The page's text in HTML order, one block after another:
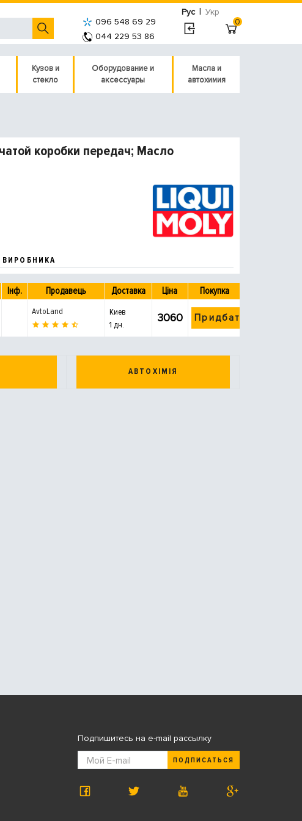
Рус | Укр
096 548 69 29
044 229 53 86
0
Кузов и
стекло
Оборудование и
аксессуары
Масла и
автохимия
коробки передач; Масло
Інф. Продавець Доставка Ціна Покупка
AvtoLand
Киев
1 дн.
3060 Придбати
АВТОХІМІЯ
Подпишитесь на e-mail рассылку
ПОДПИСАТЬСЯ